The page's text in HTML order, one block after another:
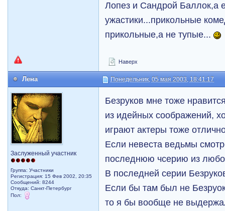
Лопез и Сандрой Баллок,а
ужастики...прикольные
прикольные,а не тупые...
Наверх
Лена Понедельник, 05 мая 2003, 18:41:17
Заслуженный участник
Группа: Участники
Регистрация: 15 Фев 2002, 20:35
Сообщений: 8244
Откуда: Санкт-Петербург
Пол:
Безруков мне тоже
из идейных соображений,
играют актеры тоже
Если невеста ведьмы
последнюю чсерию из
В последней серии
Если бы там был не
то я бы вообще не